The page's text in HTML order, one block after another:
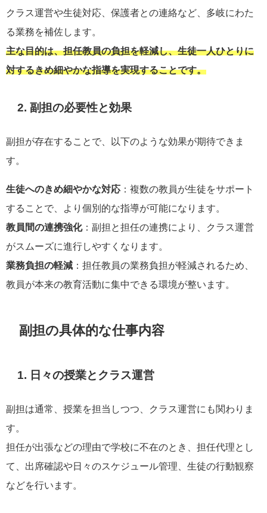
クラス運営や生徒対応、保護者との連絡など、多岐にわた
る業務を補佐します。
主な目的は、担任教員の負担を軽減し、生徒一人ひとりに
対するきめ細やかな指導を実現することです。
2. 副担の必要性と効果
副担が存在することで、以下のような効果が期待できま
す。
生徒へのきめ細やかな対応 ：複数の教員が生徒をサポート
することで、より個別的な指導が可能になります。
教員間の連携強化：副担と担任の連携により、クラス運営
がスムーズに進行しやすくなります。
業務負担の軽減 ：担任教員の業務負担が軽減されるため、
教員が本来の教育活動に集中できる環境が整います。
副担の具体的な仕事内容
1. 日々の授業とクラス運営
副担は通常、授業を担当しつつ、クラス運営にも関わりま
す。
担任が出張などの理由で学校に不在のとき、担任代理とし
て、出席確認や日々のスケジュール管理、生徒の行動観察
などを行います。